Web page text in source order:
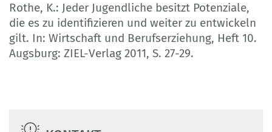
Rothe, K.: Jeder Jugendliche besitzt Potenziale,
die es zu identifizieren und weiter zu entwickeln
gilt. In: Wirtschaft und Berufserziehung, Heft 10.
Augsburg: ZIEL-Verlag 2011, S. 27-29.